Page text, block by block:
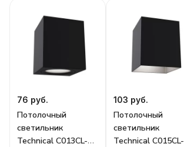
76 руб.
Потолочный
светильник
Technical C013CL-
103 руб.
Потолочный
светильник
Technical C015CL-